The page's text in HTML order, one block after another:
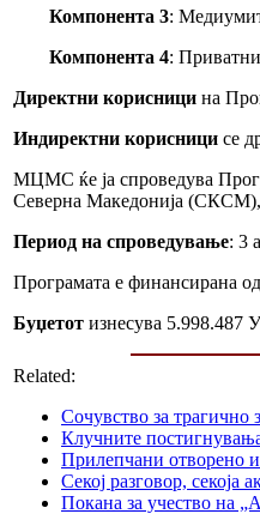
Компонента 3:
Компонента 4:
Директни корисници на
Индиректни корисници се
МЦМС ќе ја спроведува
Северна Македонија (СКСМ),
Период на спроведување: 3
Програмата е финансирана
Буџетот изнесува 5.998.487
Related:
Сочувство за трагично
Клучните
Прилепчани отворенo и
Секој разговор, секоја
Покана за учество на